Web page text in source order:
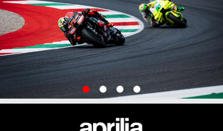
Item
1
Item
1